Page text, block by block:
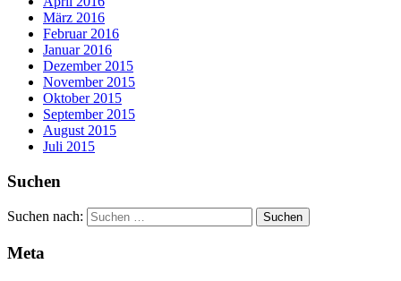
März 2016
Februar 2016
Januar 2016
Dezember 2015
November 2015
Oktober 2015
September 2015
August 2015
Juli 2015
Suchen
Suchen nach:
Meta